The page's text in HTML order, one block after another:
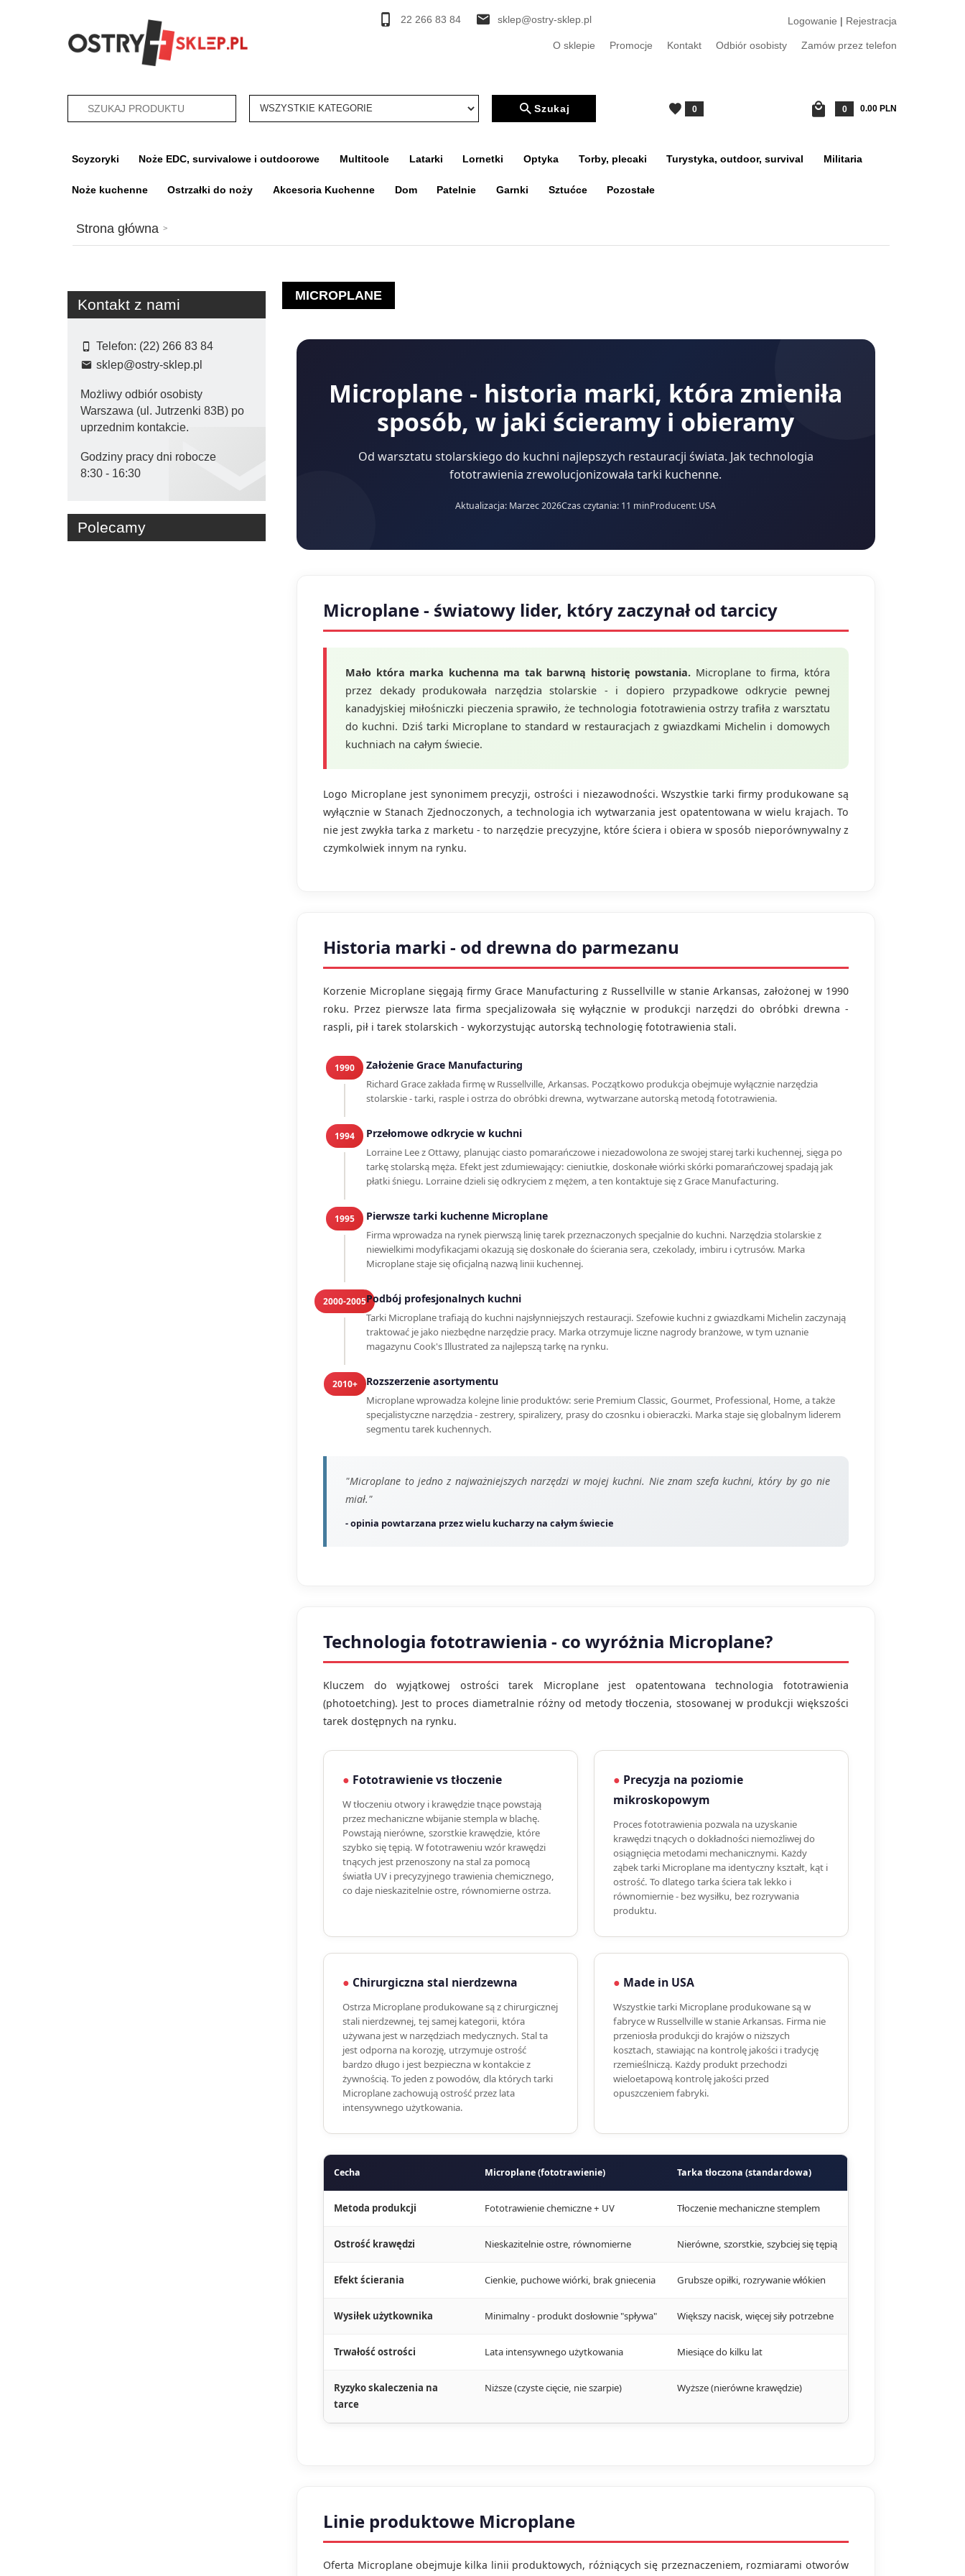
22 266 83 84 sklep@ostry-sklep.pl Logowanie | Rejestracja
O sklepie Promocje Kontakt Odbiór osobisty Zamów przez telefon
categories_searcher Szukaj 0 0.00PLN
Scyzoryki Noże EDC, survivalowe i outdoorowe Multitoole Latarki Lornetki Optyka Torby, plecaki Turystyka, outdoor, survival Militaria
Noże kuchenne Ostrzałki do noży Akcesoria Kuchenne Dom Patelnie Garnki Sztućce Pozostałe
Strona główna
Kontakt z nami
Telefon: (22) 266 83 84
sklep@ostry-sklep.pl
Możliwy odbiór osobisty
Warszawa (ul. Jutrzenki 83B) po
uprzednim kontakcie.
Godziny pracy dni robocze
8:30 - 16:30
Polecamy
MICROPLANE
Microplane - historia marki, która zmieniła
sposób, w jaki ścieramy i obieramy
Od warsztatu stolarskiego do kuchni najlepszych restauracji świata. Jak technologia
fototrawienia zrewolucjonizowała tarki kuchenne.
Aktualizacja: Marzec 2026Czas czytania: 11 minProducent: USA
Microplane - światowy lider, który zaczynał od tarcicy
Mało która marka kuchenna ma tak barwną historię powstania. Microplane to firma, która
przez dekady produkowała narzędzia stolarskie - i dopiero przypadkowe odkrycie pewnej
kanadyjskiej miłośniczki pieczenia sprawiło, że technologia fototrawienia ostrzy trafiła z warsztatu
do kuchni. Dziś tarki Microplane to standard w restauracjach z gwiazdkami Michelin i domowych
kuchniach na całym świecie.
Logo Microplane jest synonimem precyzji, ostrości i niezawodności. Wszystkie tarki firmy produkowane są
wyłącznie w Stanach Zjednoczonych, a technologia ich wytwarzania jest opatentowana w wielu krajach. To
nie jest zwykła tarka z marketu - to narzędzie precyzyjne, które ściera i obiera w sposób nieporównywalny z
czymkolwiek innym na rynku.
Historia marki - od drewna do parmezanu
Korzenie Microplane sięgają firmy Grace Manufacturing z Russellville w stanie Arkansas, założonej w 1990
roku. Przez pierwsze lata firma specjalizowała się wyłącznie w produkcji narzędzi do obróbki drewna -
raspli, pił i tarek stolarskich - wykorzystując autorską technologię fototrawienia stali.
1990 Założenie Grace Manufacturing
Richard Grace zakłada firmę w Russellville, Arkansas. Początkowo produkcja obejmuje wyłącznie narzędzia
stolarskie - tarki, rasple i ostrza do obróbki drewna, wytwarzane autorską metodą fototrawienia.
1994 Przełomowe odkrycie w kuchni
Lorraine Lee z Ottawy, planując ciasto pomarańczowe i niezadowolona ze swojej starej tarki kuchennej, sięga po
tarkę stolarską męża. Efekt jest zdumiewający: cieniutkie, doskonałe wiórki skórki pomarańczowej spadają jak
płatki śniegu. Lorraine dzieli się odkryciem z mężem, a ten kontaktuje się z Grace Manufacturing.
1995 Pierwsze tarki kuchenne Microplane
Firma wprowadza na rynek pierwszą linię tarek przeznaczonych specjalnie do kuchni. Narzędzia stolarskie z
niewielkimi modyfikacjami okazują się doskonałe do ścierania sera, czekolady, imbiru i cytrusów. Marka
Microplane staje się oficjalną nazwą linii kuchennej.
2000-2005Podbój profesjonalnych kuchni
Tarki Microplane trafiają do kuchni najsłynniejszych restauracji. Szefowie kuchni z gwiazdkami Michelin zaczynają
traktować je jako niezbędne narzędzie pracy. Marka otrzymuje liczne nagrody branżowe, w tym uznanie
magazynu Cook's Illustrated za najlepszą tarkę na rynku.
2010+ Rozszerzenie asortymentu
Microplane wprowadza kolejne linie produktów: serie Premium Classic, Gourmet, Professional, Home, a także
specjalistyczne narzędzia - zestrery, spiralizery, prasy do czosnku i obieraczki. Marka staje się globalnym liderem
segmentu tarek kuchennych.
"Microplane to jedno z najważniejszych narzędzi w mojej kuchni. Nie znam szefa kuchni, który by go nie
miał."
- opinia powtarzana przez wielu kucharzy na całym świecie
Technologia fototrawienia - co wyróżnia Microplane?
Kluczem do wyjątkowej ostrości tarek Microplane jest opatentowana technologia fototrawienia
(photoetching). Jest to proces diametralnie różny od metody tłoczenia, stosowanej w produkcji większości
tarek dostępnych na rynku.
Fototrawienie vs tłoczenie
W tłoczeniu otwory i krawędzie tnące powstają
przez mechaniczne wbijanie stempla w blachę.
Powstają nierówne, szorstkie krawędzie, które
szybko się tępią. W fototraweniu wzór krawędzi
tnących jest przenoszony na stal za pomocą
światła UV i precyzyjnego trawienia chemicznego,
co daje nieskazitelnie ostre, równomierne ostrza.
Precyzja na poziomie
mikroskopowym
Proces fototrawienia pozwala na uzyskanie
krawędzi tnących o dokładności niemożliwej do
osiągnięcia metodami mechanicznymi. Każdy
ząbek tarki Microplane ma identyczny kształt, kąt i
ostrość. To dlatego tarka ściera tak lekko i
równomiernie - bez wysiłku, bez rozrywania
produktu.
Chirurgiczna stal nierdzewna
Ostrza Microplane produkowane są z chirurgicznej
stali nierdzewnej, tej samej kategorii, która
używana jest w narzędziach medycznych. Stal ta
jest odporna na korozję, utrzymuje ostrość
bardzo długo i jest bezpieczna w kontakcie z
żywnością. To jeden z powodów, dla których tarki
Microplane zachowują ostrość przez lata
intensywnego użytkowania.
Made in USA
Wszystkie tarki Microplane produkowane są w
fabryce w Russellville w stanie Arkansas. Firma nie
przeniosła produkcji do krajów o niższych
kosztach, stawiając na kontrolę jakości i tradycję
rzemieślniczą. Każdy produkt przechodzi
wieloetapową kontrolę jakości przed
opuszczeniem fabryki.
Cecha Microplane (fototrawienie) Tarka tłoczona (standardowa)
Metoda produkcji Fototrawienie chemiczne + UV Tłoczenie mechaniczne stemplem
Ostrość krawędzi Nieskazitelnie ostre, równomierne Nierówne, szorstkie, szybciej się tępią
Efekt ścierania Cienkie, puchowe wiórki, brak gniecenia Grubsze opiłki, rozrywanie włókien
Wysiłek użytkownika Minimalny - produkt dosłownie "spływa" Większy nacisk, więcej siły potrzebne
Trwałość ostrości Lata intensywnego użytkowania Miesiące do kilku lat
Ryzyko skaleczenia na
tarce
Niższe (czyste cięcie, nie szarpie) Wyższe (nierówne krawędzie)
Linie produktowe Microplane
Oferta Microplane obejmuje kilka linii produktowych, różniących się przeznaczeniem, rozmiarami otworów